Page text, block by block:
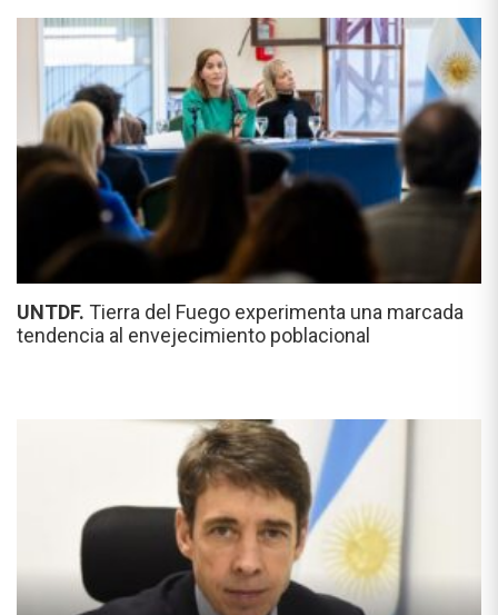
UNTDF. Tierra del Fuego experimenta una marcada
tendencia al envejecimiento poblacional